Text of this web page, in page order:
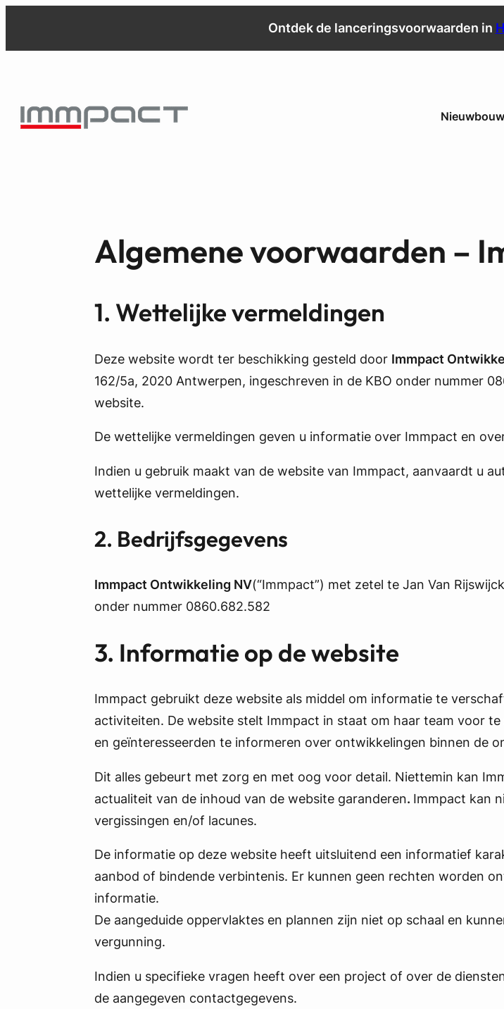
Ontdek de lanceringsvoorwaarden in
Algemene voorwaarden –
1. Wettelijke vermeldingen
Deze website wordt ter beschikking gesteld door Immpact
162/5a, 2020 Antwerpen, ingeschreven in de KBO onder nummer
website.
De wettelijke vermeldingen geven u informatie over Immpact en
Indien u gebruik maakt van de website van Immpact, aanvaardt u
wettelijke vermeldingen.
2. Bedrijfsgegevens
Immpact Ontwikkeling NV(“Immpact”) met zetel te Jan Van
onder nummer 0860.682.582
3. Informatie op de website
Immpact gebruikt deze website als middel om informatie te
activiteiten. De website stelt Immpact in staat om haar team voor
en geïnteresseerden te informeren over ontwikkelingen binnen de
Dit alles gebeurt met zorg en met oog voor detail. Niettemin kan
actualiteit van de inhoud van de website garanderen. Immpact kan
vergissingen en/of lacunes.
De informatie op deze website heeft uitsluitend een informatief
aanbod of bindende verbintenis. Er kunnen geen rechten worden
informatie.
De aangeduide oppervlaktes en plannen zijn niet op schaal en
vergunning.
Indien u specifieke vragen heeft over een project of over de
de aangegeven contactgegevens.